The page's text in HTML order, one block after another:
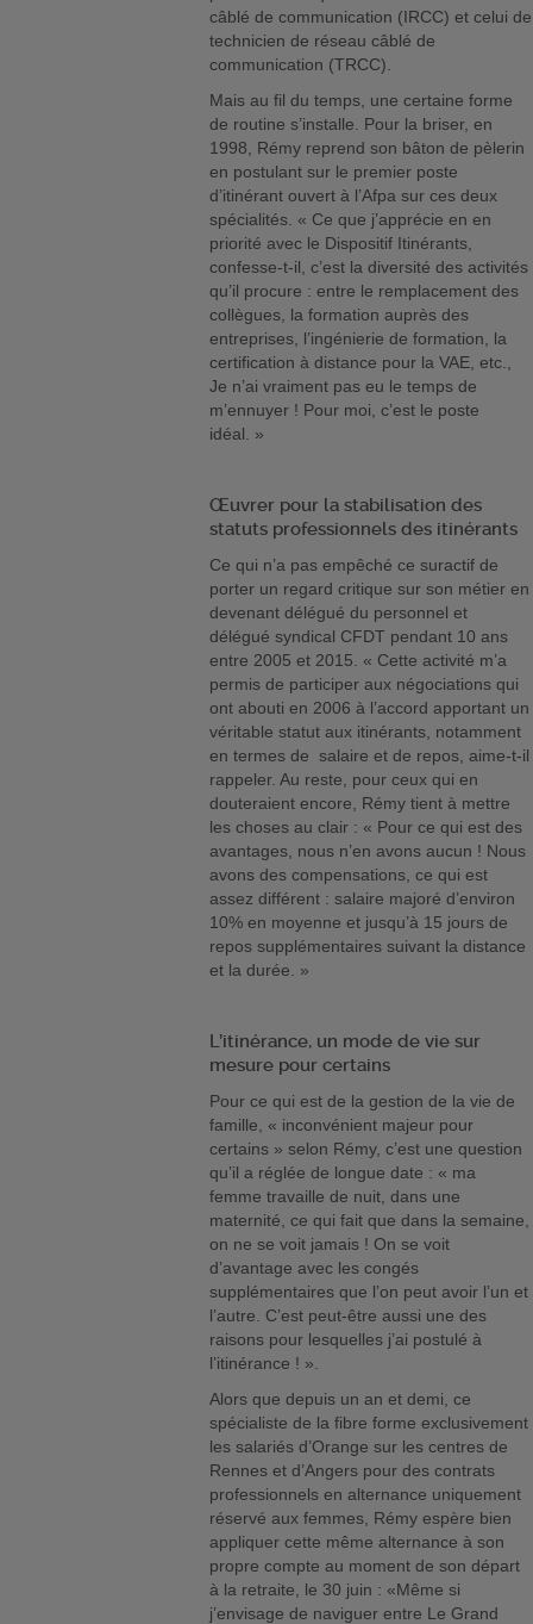
câblé de communication (IRCC) et celui de
technicien de réseau câblé de
communication (TRCC).
Mais au fil du temps, une certaine forme
de routine s’installe. Pour la briser, en
1998, Rémy reprend son bâton de pèlerin
en postulant sur le premier poste
d’itinérant ouvert à l’Afpa sur ces deux
spécialités. « Ce que j’apprécie en en
priorité avec le Dispositif Itinérants,
confesse-t-il, c’est la diversité des activités
qu’il procure : entre le remplacement des
collègues, la formation auprès des
entreprises, l’ingénierie de formation, la
certification à distance pour la VAE, etc.,
Je n’ai vraiment pas eu le temps de
m’ennuyer ! Pour moi, c’est le poste
idéal. »
Œuvrer pour la stabilisation des
statuts professionnels des itinérants
Ce qui n’a pas empêché ce suractif de
porter un regard critique sur son métier en
devenant délégué du personnel et
délégué syndical CFDT pendant 10 ans
entre 2005 et 2015. « Cette activité m’a
permis de participer aux négociations qui
ont abouti en 2006 à l’accord apportant un
véritable statut aux itinérants, notamment
en termes de salaire et de repos, aime-t-il
rappeler. Au reste, pour ceux qui en
douteraient encore, Rémy tient à mettre
les choses au clair : « Pour ce qui est des
avantages, nous n’en avons aucun ! Nous
avons des compensations, ce qui est
assez différent : salaire majoré d’environ
10% en moyenne et jusqu’à 15 jours de
repos supplémentaires suivant la distance
et la durée. »
L’itinérance, un mode de vie sur
mesure pour certains
Pour ce qui est de la gestion de la vie de
famille, « inconvénient majeur pour
certains » selon Rémy, c’est une question
qu’il a réglée de longue date : « ma
femme travaille de nuit, dans une
maternité, ce qui fait que dans la semaine,
on ne se voit jamais ! On se voit
d’avantage avec les congés
supplémentaires que l’on peut avoir l’un et
l’autre. C’est peut-être aussi une des
raisons pour lesquelles j’ai postulé à
l’itinérance ! ».
Alors que depuis un an et demi, ce
spécialiste de la fibre forme exclusivement
les salariés d’Orange sur les centres de
Rennes et d’Angers pour des contrats
professionnels en alternance uniquement
réservé aux femmes, Rémy espère bien
appliquer cette même alternance à son
propre compte au moment de son départ
à la retraite, le 30 juin : «Même si
j’envisage de naviguer entre Le Grand